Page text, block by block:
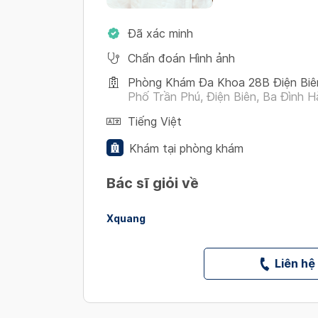
Đã xác minh
Chẩn đoán Hình ảnh
Phòng Khám Đa Khoa 28B Điện
Phố Trần Phú, Điện Biên, Ba Đình
Tiếng Việt
Khám tại phòng khám
Bác sĩ giỏi về
Xquang
Liên